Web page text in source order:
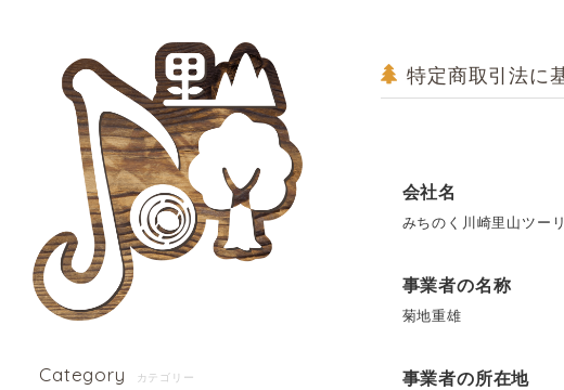
Category カテゴリー
特定商取引法に
会社名
みちのく川崎里山ツー
事業者の名称
菊地重雄
事業者の所在地